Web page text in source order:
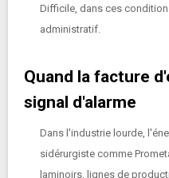
Difficile, dans ces
administratif.
Quand la facture
signal d'alarme
Dans l'industrie lourde,
sidérurgiste comme
laminoirs, lignes de